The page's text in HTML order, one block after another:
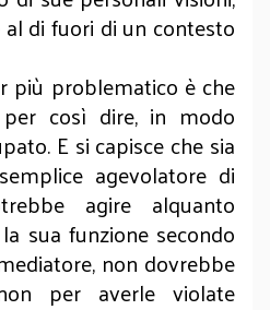
di fuori di un contesto
più problematico è che
così dire, in modo
E si capisce che sia
agevolatore di
agire alquanto
sua funzione secondo
non dovrebbe
per averle violate